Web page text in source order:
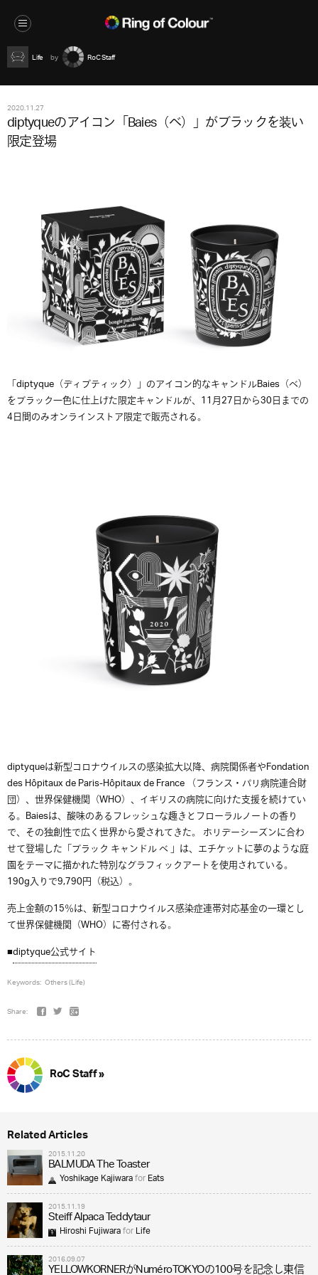
Life RoC Staff
2020.11.27
diptyqueのアイコン「Baies（ベ）」がブラックを装い
限定登場
「diptyque（ディプティック）」のアイコン的なキャンドルBaies（ベ）
をブラック一色に仕上げた限定キャンドルが、11月27日から30日までの
4日間のみオンラインストア限定で販売される。
diptyqueは新型コロナウイルスの感染拡大以降、病院関係者やFondation
des Hôpitaux de Paris-Hôpitaux de France （フランス・パリ病院連合財
団）、世界保健機関（WHO）、イギリスの病院に向けた支援を続けてい
る。Baiesは、酸味のあるフレッシュな趣きとフローラルノートの香り
で、その独創性で広く世界から愛されてきた。 ホリデーシーズンに合わ
せて登場した「ブラック キャンドル ベ 」は、エチケットに夢のような庭
園をテーマに描かれた特別なグラフィックアートを使用されている。
190g入りで9,790円（税込）。
売上金額の15％は、新型コロナウイルス感染症連帯対応基金の一環とし
て世界保健機関（WHO）に寄付される。
■diptyque公式サイト
Keywords: Others (Life)
Share:
RoC Staff »
Related Articles
2015.11.20
BALMUDA The Toaster
Yoshikage KajiwaraforEats
2015.11.19
Steiff Alpaca Teddytaur
Hiroshi FujiwaraforLife
2016.09.07
YELLOWKORNERがNuméroTOKYOの100号を記念し東信